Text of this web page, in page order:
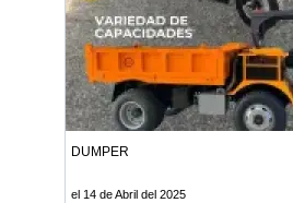
DUMPER
el 14 de Abril del 2025